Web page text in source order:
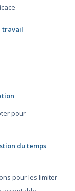
travail
pour
du temps
pour les limiter